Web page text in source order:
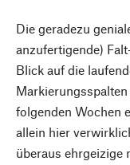
Die geradezu
anzufertigende)
Blick auf die
folgenden Wochen
allein hier
überaus ehrgeizige